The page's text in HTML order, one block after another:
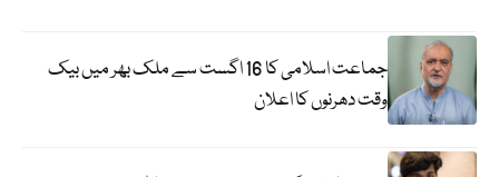
جماعت اسلامی کا 16 اگست سے ملک بھر میں بیک
وقت دھرنوں کا اعلان